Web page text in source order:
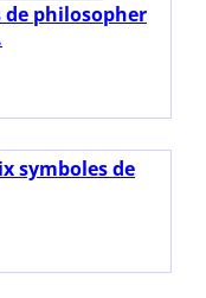
de philosopher
symboles de